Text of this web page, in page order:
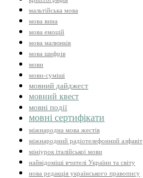
мальтійська мова
мова вина
мова емоцій
мова малюнків
мова шифрів
мови
мови-суміші
мовний дайджест
мовний квест
мовні події
мовні сертифікати
міжнародна мова жестів
міжнародний радіотелефонний алфавіт
мініурок італійської мови
найвідоміші вчителі України та світу
нова редакція українського правопису